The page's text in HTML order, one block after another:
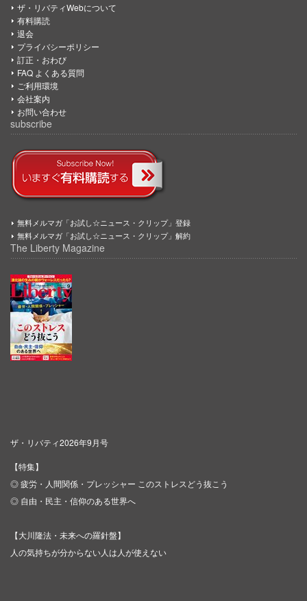
ザ・リバティWebについて
有料購読
退会
プライバシーポリシー
訂正・おわび
FAQ よくある質問
ご利用環境
会社案内
お問い合わせ
subscribe
無料メルマガ「お試し☆ニュース・クリップ」登録
無料メルマガ「お試し☆ニュース・クリップ」解約
The Liberty Magazine
ザ・リバティ2026年9月号
【特集】
◎ 疲労・人間関係・プレッシャー このストレスどう抜こう
◎ 自由・民主・信仰のある世界へ
【大川隆法・未来への羅針盤】
人の気持ちが分からない人は人が使えない